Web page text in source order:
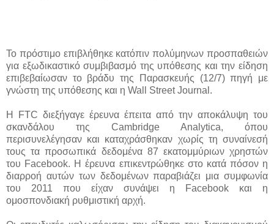
Το πρόστιμο επιβλήθηκε κατόπιν πολύμηνων προσπαθειών
για εξωδικαστικό συμβιβασμό της υπόθεσης και την είδηση
επιβεβαίωσαν το βράδυ της Παρασκευής (12/7) πηγή με
γνώστη της υπόθεσης και η Wall Street Journal.
Η FTC διεξήγαγε έρευνα έπειτα από την αποκάλυψη του
σκανδάλου της Cambridge Analytica, όπου
περισυνελέγησαν και καταχράσθηκαν χωρίς τη συναίνεσή
τους τα προσωπικά δεδομένα 87 εκατομμύριων χρηστών
του Facebook. Η έρευνα επικεντρώθηκε στο κατά πόσον η
διαρροή αυτών των δεδομένων παραβιάζει μια συμφωνία
του 2011 που είχαν συνάψει η Facebook και η
ομοσπονδιακή ρυθμιστική αρχή.